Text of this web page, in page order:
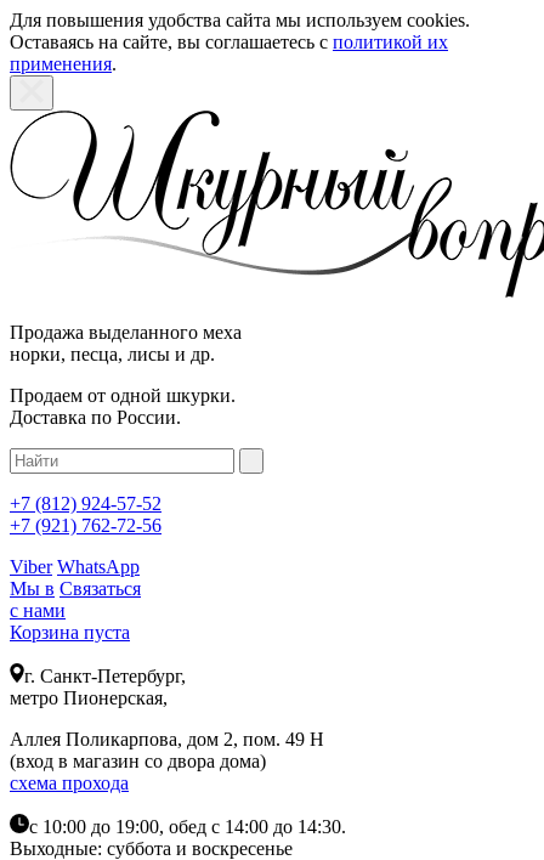
Для повышения удобства сайта мы используем cookies.
Оставаясь на сайте, вы соглашаетесь с политикой их
применения.
Продажа выделанного меха
норки, песца, лисы и др.
Продаем от одной шкурки.
Доставка по России.
+7 (812) 924-57-52
+7 (921) 762-72-56
Viber WhatsApp
Мы в Связаться
с нами
Корзина пуста
г. Санкт-Петербург,
метро Пионерская,
Аллея Поликарпова, дом 2, пом. 49 Н
(вход в магазин со двора дома)
схема прохода
с 10:00 до 19:00, обед с 14:00 до 14:30.
Выходные: суббота и воскресенье